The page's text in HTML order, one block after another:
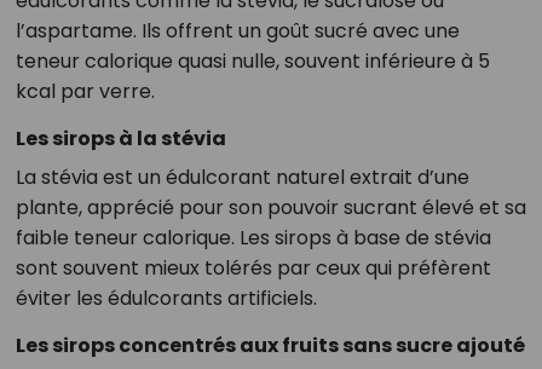
l’aspartame. Ils offrent un goût sucré avec une
teneur calorique quasi nulle, souvent inférieure à 5
kcal par verre.
Les sirops à la stévia
La stévia est un édulcorant naturel extrait d’une
plante, apprécié pour son pouvoir sucrant élevé et sa
faible teneur calorique. Les sirops à base de stévia
sont souvent mieux tolérés par ceux qui préfèrent
éviter les édulcorants artificiels.
Les sirops concentrés aux fruits sans sucre ajouté